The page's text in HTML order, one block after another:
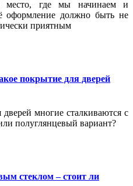
где мы начинаем и
оформление должно быть не
приятным
покрытие для дверей
многие сталкиваются с
полуглянцевый вариант?
стеклом – стоит ли